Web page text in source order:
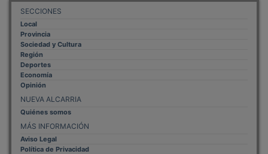
SECCIONES
Local
Provincia
Sociedad y Cultura
Región
Deportes
Economía
Opinión
NUEVA ALCARRIA
Quiénes somos
MÁS INFORMACIÓN
Aviso Legal
Política de Privacidad